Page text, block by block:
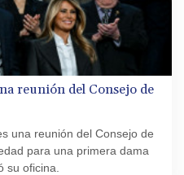
reunión del Consejo de
una reunión del Consejo de
para una primera dama
su oficina.